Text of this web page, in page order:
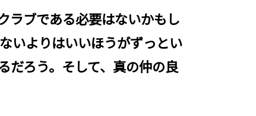
ラブである必要はないかもし
いよりはいいほうがずっとい
だろう。そして、真の仲の良